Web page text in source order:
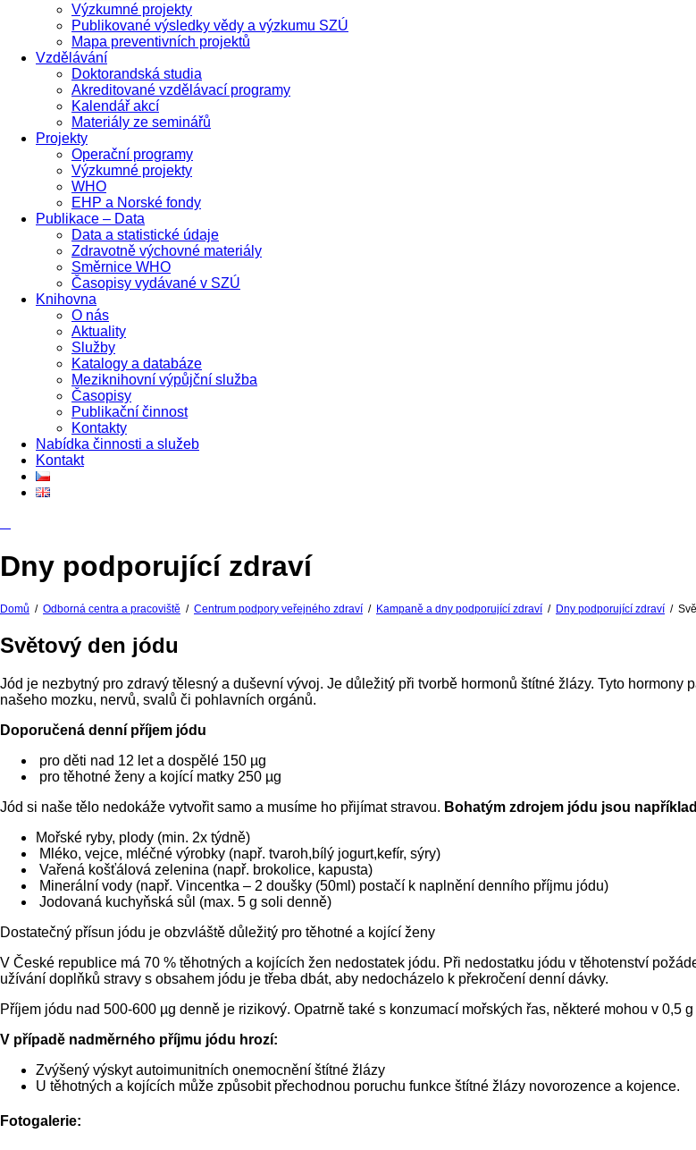
Výzkumné projekty
Publikované výsledky vědy a výzkumu SZÚ
Mapa preventivních projektů
Vzdělávání
Doktorandská studia
Akreditované vzdělávací programy
Kalendář akcí
Materiály ze seminářů
Projekty
Operační programy
Výzkumné projekty
WHO
EHP a Norské fondy
Publikace – Data
Data a statistické údaje
Zdravotně výchovné materiály
Směrnice WHO
Časopisy vydávané v SZÚ
Knihovna
O nás
Aktuality
Služby
Katalogy a databáze
Meziknihovní výpůjční služba
Časopisy
Publikační činnost
Kontakty
Nabídka činnosti a služeb
Kontakt
Dny podporující zdraví
Domů / Odborná centra a pracoviště / Centrum podpory veřejného zdraví / Kampaně a dny podporující zdraví / Dny podporující zdraví /
Světový den jódu
Jód je nezbytný pro zdravý tělesný a duševní vývoj. Je důležitý při tvorbě hormonů štítné žlázy. Tyto
našeho mozku, nervů, svalů či pohlavních orgánů.
Doporučená denní příjem jódu
pro děti nad 12 let a dospělé 150 µg
pro těhotné ženy a kojící matky 250 µg
Jód si naše tělo nedokáže vytvořit samo a musíme ho přijímat stravou. Bohatým zdrojem jódu jsou
Mořské ryby, plody (min. 2x týdně)
Mléko, vejce, mléčné výrobky (např. tvaroh,bílý jogurt,kefír, sýry)
Vařená košťálová zelenina (např. brokolice, kapusta)
Minerální vody (např. Vincentka – 2 doušky (50ml) postačí k naplnění denního příjmu jódu)
Jodovaná kuchyňská sůl (max. 5 g soli denně)
Dostatečný přísun jódu je obzvláště důležitý pro těhotné a kojící ženy
V České republice má 70 % těhotných a kojících žen nedostatek jódu. Při nedostatku jódu v těhotenství
užívání doplňků stravy s obsahem jódu je třeba dbát, aby nedocházelo k překročení denní dávky.
Příjem jódu nad 500-600 µg denně je rizikový. Opatrně také s konzumací mořských řas, některé mohou v 0,5
V případě nadměrného příjmu jódu hrozí:
Zvýšený výskyt autoimunitních onemocnění štítné žlázy
U těhotných a kojících může způsobit přechodnou poruchu funkce štítné žlázy novorozence a kojence.
Fotogalerie: